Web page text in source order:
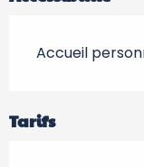
Accueil
Tarifs